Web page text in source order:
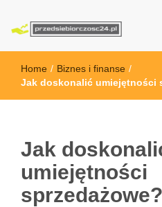
Home / Biznes i finanse /
Jak doskonalić umiejętności
Jak
umiejętności
sprzedażowe?